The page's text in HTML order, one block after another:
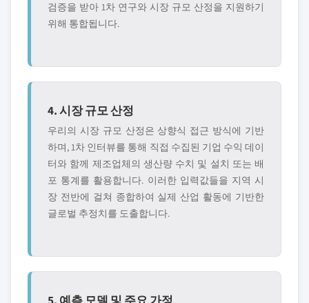
검증을 받아 1차 연구와 시장 규모 산정을 지원하기
위해 통합됩니다.
4. 시장 규모 산정
우리의 시장 규모 산정은 상향식 접근 방식에 기반
하며, 1차 인터뷰를 통해 직접 수집된 기업 수익 데이
터와 함께 제조업체의 생산량 수치 및 설치 또는 배
포 통계를 활용합니다. 이러한 입력값들을 지역 시
장 전반에 걸쳐 종합하여 실제 산업 활동에 기반한
글로벌 추정치를 도출합니다.